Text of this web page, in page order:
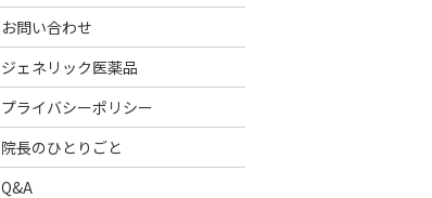
お問い合わせ
ジェネリック医薬品
プライバシーポリシー
院長のひとりごと
Q&A